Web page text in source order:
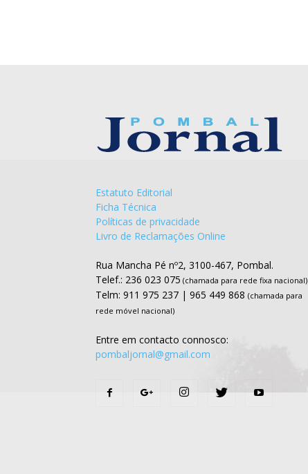
Estatuto Editorial
Ficha Técnica
Políticas de privacidade
Livro de Reclamações Online
Rua Mancha Pé nº2, 3100-467, Pombal.
Telef.: 236 023 075 (chamada para rede fixa nacional)
Telm: 911 975 237 | 965 449 868 (chamada para
rede móvel nacional)
Entre em contacto connosco:
pombaljornal@gmail.com